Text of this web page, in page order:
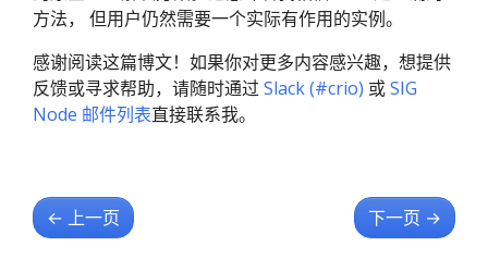
方法， 但用户仍然需要一个实际有作用的实例。
感谢阅读这篇博文！如果你对更多内容感兴趣，想提供
反馈或寻求帮助，请随时通过 Slack (#crio) 或SIG
Node 邮件列表直接联系我。
← 上一页 下一页 →